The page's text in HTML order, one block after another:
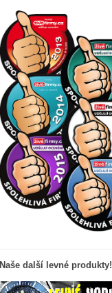
Naše další levné produkty!